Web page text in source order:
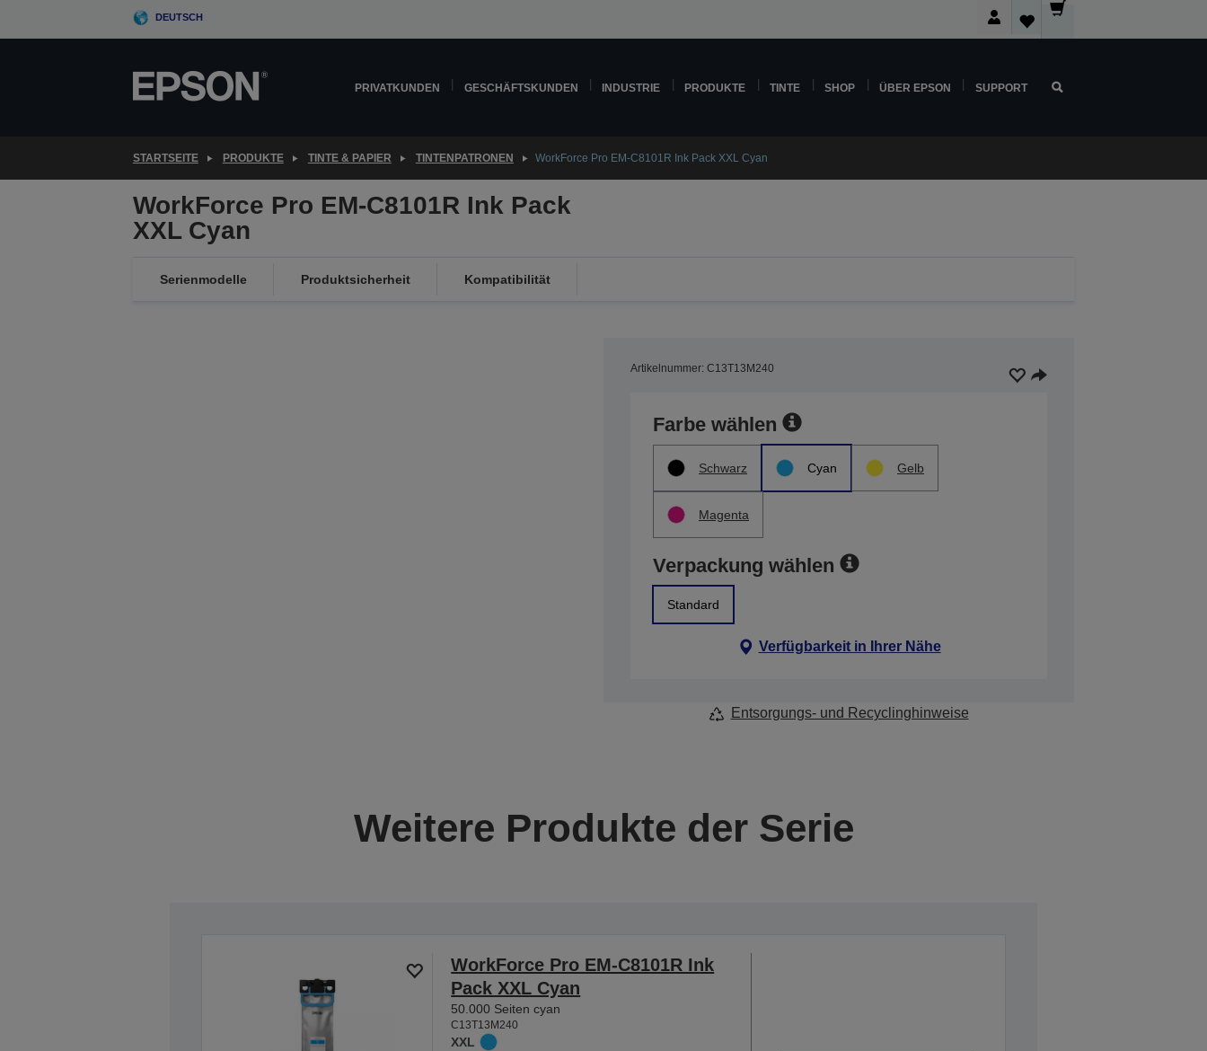
DEUTSCH
PRIVATKUNDEN GESCHÄFTSKUNDEN INDUSTRIE PRODUKTE TINTE SHOP ÜBER EPSON SUPPORT
STARTSEITE PRODUKTE TINTE & PAPIER TINTENPATRONEN WorkForce Pro EM-C8101R Ink Pack XXL Cyan
WorkForce Pro EM-C8101R Ink Pack
XXL Cyan
Serienmodelle Produktsicherheit Kompatibilität
Artikelnummer: C13T13M240
Farbe wählen
Schwarz Cyan Gelb
Magenta
Verpackung wählen
Standard
Verfügbarkeit in Ihrer Nähe
Entsorgungs- und Recyclinghinweise
Weitere Produkte der Serie
WorkForce Pro EM-C8101R Ink
Pack XXL Cyan
50.000 Seiten cyan
C13T13M240
XXL